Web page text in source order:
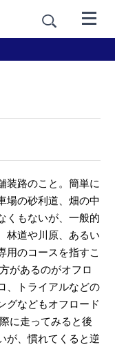
装路のこと。簡単に
場の砂利道、畑の中
くもないが、一般的
林道や川原、あるい
用のコースを指すこ
があるのがオフロ
、トライアルなどの
グなどもオフロード
に走ってみると後
が、慣れてくると逆